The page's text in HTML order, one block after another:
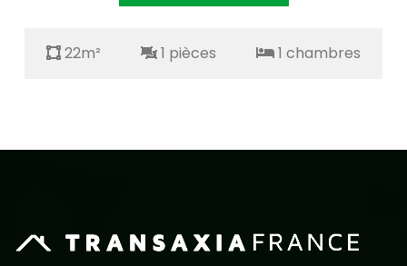
22m² 1 pièces 1 chambres